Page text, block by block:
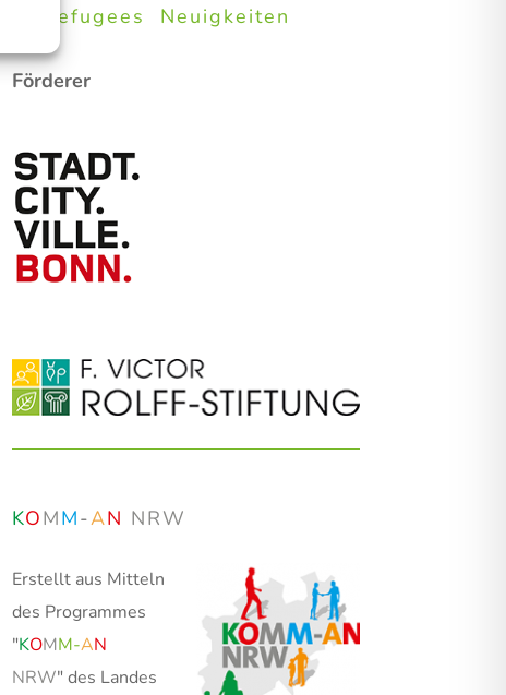
Refugees Neuigkeiten
Förderer
KOMM-AN NRW
Erstellt aus Mitteln
des Programmes
"KOMM-AN
NRW" des Landes